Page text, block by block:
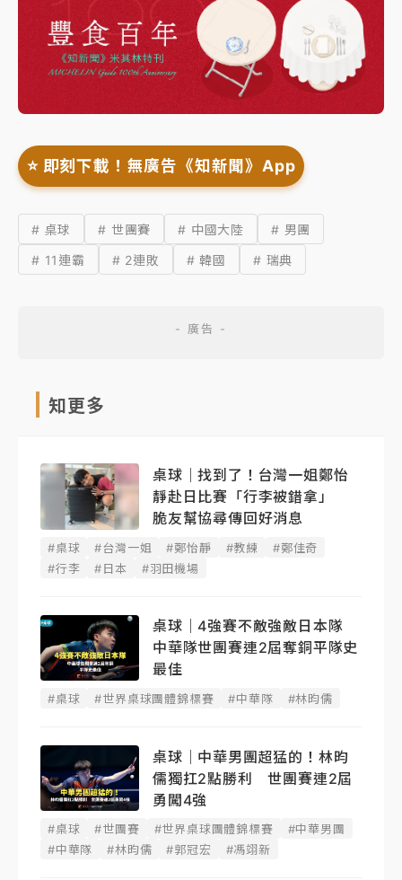
⭐️ 即刻下載！無廣告《知新聞》App
# 桌球 # 世團賽 # 中國大陸
# 男團
# 11連霸
# 2連敗 # 韓國 # 瑞典
知更多
桌球｜找到了！台灣一姐鄭怡
靜赴日比賽「行李被錯拿」
脆友幫協尋傳回好消息
#桌球 #台灣一姐 #鄭怡靜 #教練
#鄭佳奇
#行李
#日本 #羽田機場
桌球｜4強賽不敵強敵日本隊
中華隊世團賽連2屆奪銅平隊史
最佳
#桌球 #世界桌球團體錦標賽 #中華隊 #林昀儒
桌球｜中華男團超猛的！林昀
儒獨扛2點勝利 世團賽連2屆
勇闖4強
#桌球 #世團賽 #世界桌球團體錦標賽
#中華男團
#中華隊
#林昀儒 #郭冠宏 #馮翊新